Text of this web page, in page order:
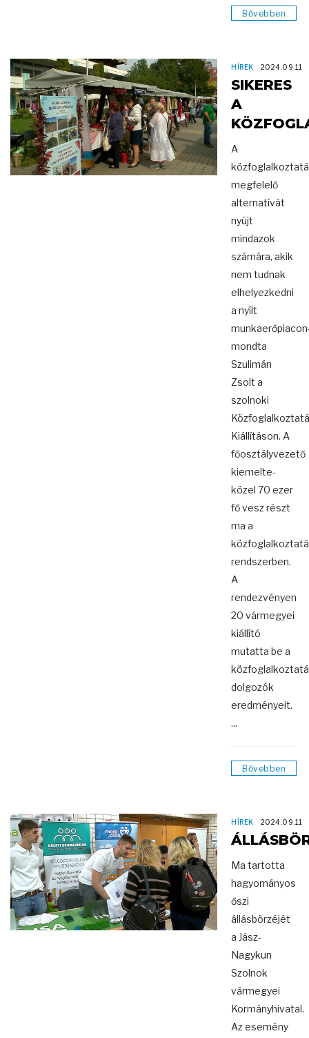
Bővebben
HÍREK 2024.09.11
SIKERES
A
A
megfelelő
alternatívát
nyújt
mindazok
számára, akik
nem tudnak
elhelyezkedni
a nyílt
mondta
Szulimán
Zsolt a
szolnoki
Kiállításon. A
főosztályvezető
kiemelte-
közel 70 ezer
fő vesz részt
ma a
rendszerben.
A
rendezvényen
20 vármegyei
kiállító
mutatta be a
dolgozók
eredményeit.
...
Bővebben
HÍREK 2024.09.11
Ma tartotta
hagyományos
őszi
állásbörzéjét
a Jász-
Nagykun
Szolnok
vármegyei
Kormányhivatal.
Az esemény